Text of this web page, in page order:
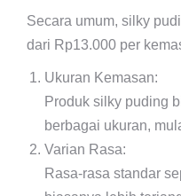
Secara umum, silky
dari Rp13.000 per
Ukuran Kemasan:
Produk silky puding
berbagai ukuran,
Varian Rasa:
Rasa-rasa standar